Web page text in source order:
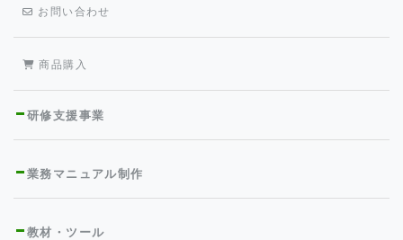
お問い合わせ
商品購入
研修支援事業
業務マニュアル制作
教材・ツール